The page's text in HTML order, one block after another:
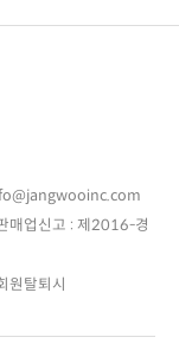
탈퇴시